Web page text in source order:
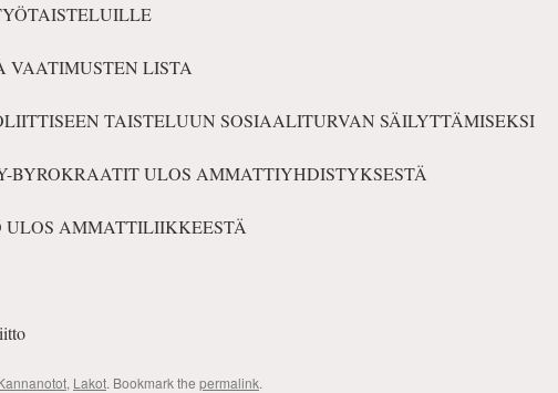
VAATIMUSTEN LISTA
TAISTELUUN SOSIAALITURVAN SÄILYTTÄMISEKSI
BYROKRAATIT ULOS AMMATTIYHDISTYKSESTÄ
ULOS AMMATTILIIKKEESTÄ
, Lakot. Bookmark the permalink.